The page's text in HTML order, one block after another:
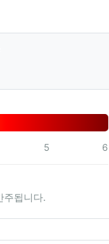
5 6
주됩니다.